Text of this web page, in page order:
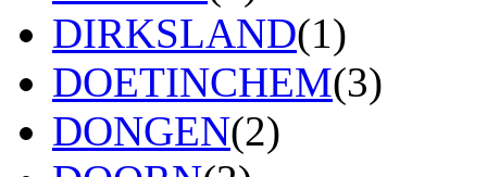
DIRKSLAND(1)
DOETINCHEM(3)
DONGEN(2)